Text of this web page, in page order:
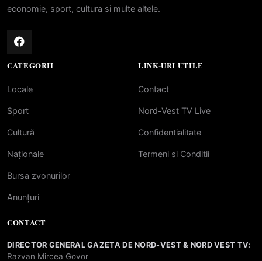
economie, sport, cultura si multe altele.
CATEGORII
Locale
Sport
Cultură
Naționale
Bursa zvonurilor
Anunțuri
LINK-URI UTILE
Contact
Nord-Vest TV Live
Confidentialitate
Termeni si Conditii
CONTACT
DIRECTOR GENERAL GAZETA DE NORD-VEST & NORD VEST TV:
Razvan Mircea Govor